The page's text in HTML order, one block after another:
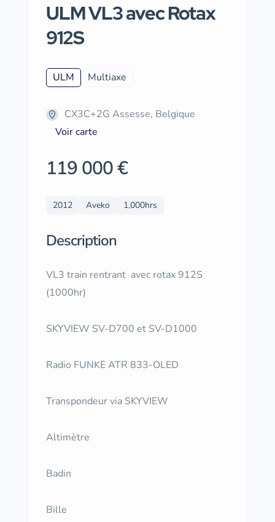
ULM VL3 avec Rotax
912S
ULM Multiaxe
CX3C+2G Assesse, Belgique
Voir carte
119 000 €
2012 Aveko 1,000hrs
Description
VL3 train rentrant avec rotax 912S
(1000hr)
SKYVIEW SV-D700 et SV-D1000
Radio FUNKE ATR 833-OLED
Transpondeur via SKYVIEW
Altimètre
Badin
Bille